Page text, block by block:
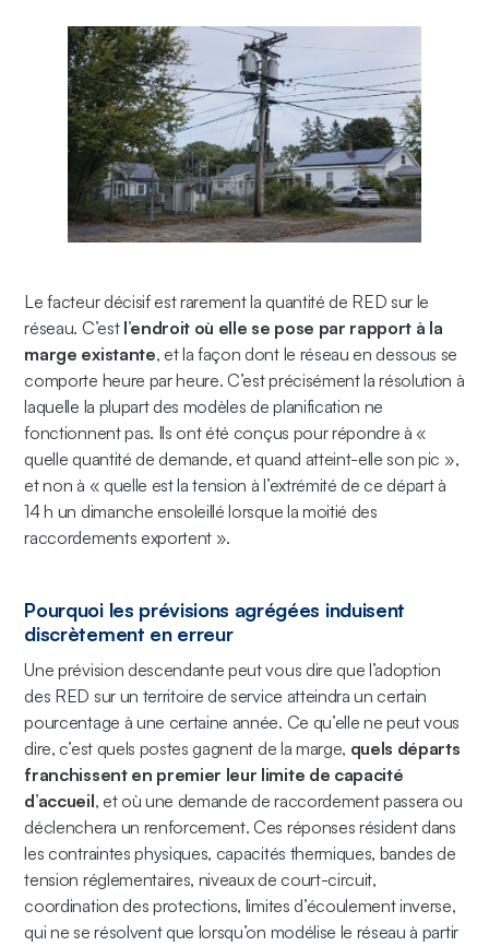
Le facteur décisif est rarement la quantité de RED sur le
réseau. C’est l’endroit où elle se pose par rapport à la
marge existante, et la façon dont le réseau en dessous se
comporte heure par heure. C’est précisément la résolution à
laquelle la plupart des modèles de planification ne
fonctionnent pas. Ils ont été conçus pour répondre à «
quelle quantité de demande, et quand atteint-elle son pic »,
et non à « quelle est la tension à l’extrémité de ce départ à
14 h un dimanche ensoleillé lorsque la moitié des
raccordements exportent ».
Pourquoi les prévisions agrégées induisent
discrètement en erreur
Une prévision descendante peut vous dire que l’adoption
des RED sur un territoire de service atteindra un certain
pourcentage à une certaine année. Ce qu’elle ne peut vous
dire, c’est quels postes gagnent de la marge, quels départs
franchissent en premier leur limite de capacité
d’accueil, et où une demande de raccordement passera ou
déclenchera un renforcement. Ces réponses résident dans
les contraintes physiques, capacités thermiques, bandes de
tension réglementaires, niveaux de court-circuit,
coordination des protections, limites d’écoulement inverse,
qui ne se résolvent que lorsqu’on modélise le réseau à partir